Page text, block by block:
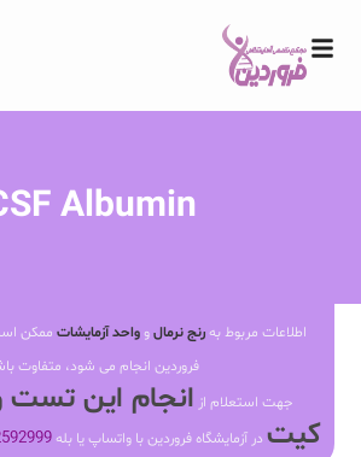
Albumin
اطلاعات مربوط بهرنج نرمالو واحد آزمایشات ممکن
فروردین انجام می شود، متفاوت
جهت استعلام از انجام این تست
کیت در آزمایشگاه فروردین با واتساپ یا بله